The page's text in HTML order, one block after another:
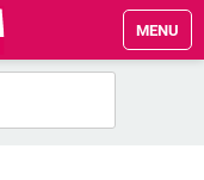
MENU